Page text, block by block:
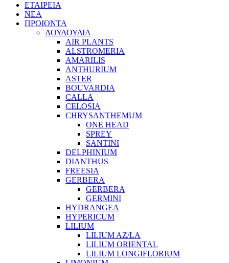
ΕΤΑΙΡΕΙΑ
ΝΕΑ
ΠΡΟΙΟΝΤΑ
ΛΟΥΛΟΥΔΙΑ
AIR PLANTS
ALSTROMERIA
AMARILIS
ANTHURIUM
ASTER
BOUVARDIA
CALLA
CELOSIA
CHRYSANTHEMUM
ONE HEAD
SPREY
SANTINI
DELPHINIUM
DIANTHUS
FREESIA
GERBERA
GERBERA
GERMINI
HYDRANGEA
HYPERICUM
LILIUM
LILIUM AZ/LA
LILIUM ORIENTAL
LILIUM LONGIFLORIUM